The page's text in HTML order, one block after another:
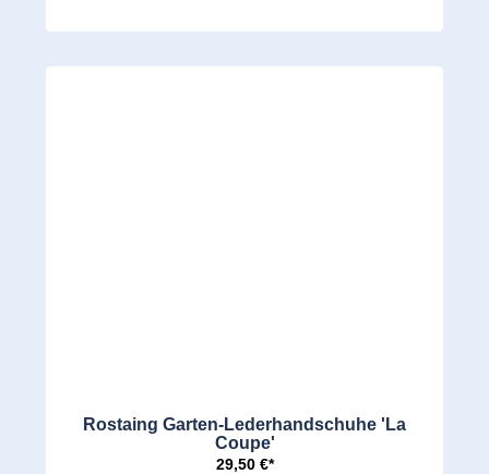
Rostaing Garten-Lederhandschuhe 'La
Coupe'
29,50 €*